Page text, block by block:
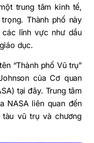
trung tâm kinh tế,
Thành phố này
lĩnh vực như dầu
dục.
“Thành phố Vũ trụ”
của Cơ quan
tại đây. Trung tâm
NASA liên quan đến
vũ trụ và chương